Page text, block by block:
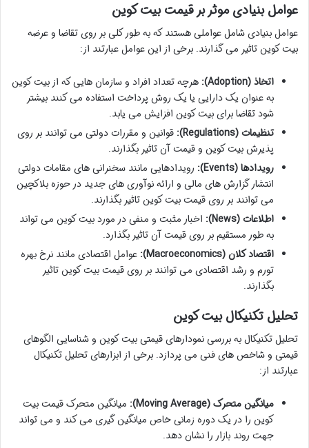
عوامل بنیادی موثر بر قیمت بیت کوین
عوامل بنیادی شامل عواملی هستند که به طور کلی بر روی تقاضا و عرضه
بیت کوین تاثیر می گذارند. برخی از این عوامل عبارتند از:
اتخاذ (Adoption):
هرچه تعداد افراد و سازمان هایی که از بیت کوین
به عنوان یک دارایی یا یک روش پرداخت استفاده می کنند بیشتر
شود تقاضا برای بیت کوین افزایش می یابد.
تنظیمات (Regulations):
قوانین و مقررات دولتی می توانند بر روی
پذیرش بیت کوین و قیمت آن تاثیر بگذارند.
رویدادها (Events):
رویدادهایی مانند سخنرانی های مقامات دولتی
انتشار گزارش های مالی و ارائه نوآوری های جدید در حوزه بلاکچین
می توانند بر روی قیمت بیت کوین تاثیر بگذارند.
اطلاعات (News):
اخبار مثبت و منفی در مورد بیت کوین می تواند
به طور مستقیم بر روی قیمت آن تاثیر بگذارد.
اقتصاد کلان (Macroeconomics):
عوامل اقتصادی مانند نرخ بهره
تورم و رشد اقتصادی می توانند بر روی قیمت بیت کوین تاثیر
بگذارند.
تحلیل تکنیکال بیت کوین
تحلیل تکنیکال به بررسی نمودارهای قیمتی بیت کوین و شناسایی الگوهای
قیمتی و شاخص های فنی می پردازد. برخی از ابزارهای تحلیل تکنیکال
عبارتند از:
میانگین متحرک (Moving Average):
میانگین متحرک قیمت بیت
کوین را در یک دوره زمانی خاص میانگین گیری می کند و می تواند
جهت روند بازار را نشان دهد.